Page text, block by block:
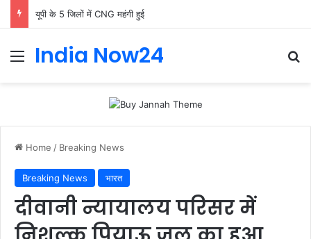
यूपी के 5 जिलों में CNG महंगी हुई
India Now24
Home / Breaking News
Breaking News भारत
दीवानी न्यायालय परिसर में